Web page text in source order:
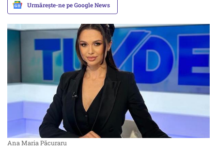
Urmărește-ne pe Google News
Ana Maria Păcuraru